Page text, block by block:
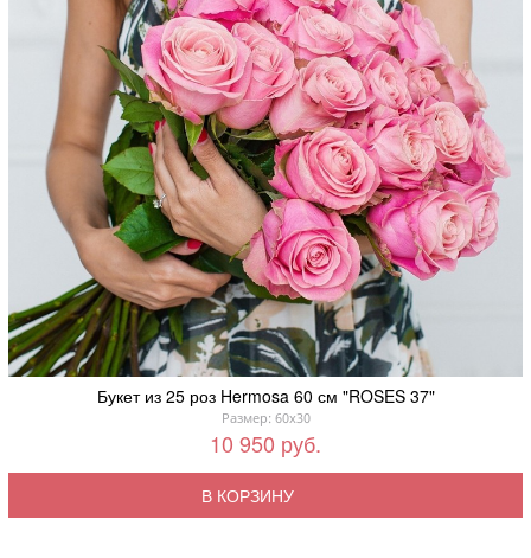
Букет из 25 роз Hermosa 60 см "ROSES 37"
Размер: 60x30
10 950 руб.
В КОРЗИНУ